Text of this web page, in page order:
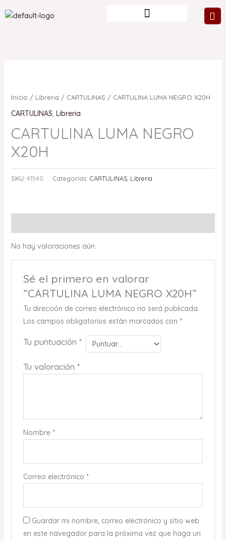
al
Inicio / Libreria / CARTULINAS / CARTULINA LUMA NEGRO X20H
CARTULINAS, Libreria
CARTULINA LUMA NEGRO
X20H
SKU: 41540 Categorías: CARTULINAS, Libreria
No hay valoraciones aún.
Sé el primero en valorar
“CARTULINA LUMA NEGRO X20H”
Tu dirección de correo electrónico no será publicada.
Los campos obligatorios están marcados con *
Tu puntuación *
Tu valoración *
Nombre *
Correo electrónico *
Guardar mi nombre, correo electrónico y sitio web
en este navegador para la próxima vez que haga un